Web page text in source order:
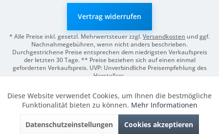
Vertrag widerrufen
* Alle Preise inkl. gesetzl. Mehrwertsteuer zzgl.Versandkosten und ggf.
Nachnahmegebühren, wenn nicht anders beschrieben.
Durchgestrichene Preise entsprechen dem niedrigsten Verkaufspreis
der letzten 30 Tage. ** Preise beziehen sich auf einen einmal
geforderten Verkaufspreis. UVP: Unverbindliche Preisempfehlung des
Herstellers.
Funktionale Aktiv
Marketing Inaktiv
Diese Website verwendet Cookies, um Ihnen die bestmögliche
Funktionalität bieten zu können. Mehr Informationen
Datenschutzeinstellungen Cookies akzeptieren